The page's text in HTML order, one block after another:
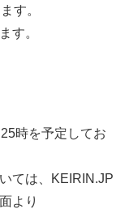
す。
す。
時を予定してお
ては、KEIRIN.JP
より